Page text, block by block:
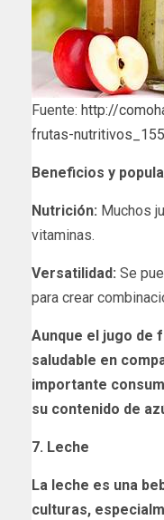
Fuente: http://
frutas-
Beneficios y
Nutrición: Muchos
vitaminas.
Versatilidad: Se
para crear
Aunque el jugo de
saludable en
importante
su contenido de
7. Leche
La leche es una
culturas,